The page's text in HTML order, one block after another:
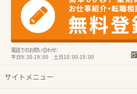
電話でのお問い合わせ：
平日9：30-19：00 土日10：00-19：00
サイトメニュー